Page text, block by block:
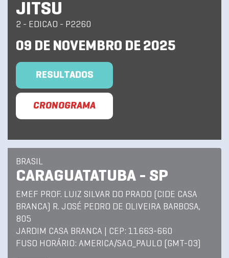
JITSU
2 - EDICAO - P2260
09 DE NOVEMBRO DE 2025
RESULTADOS
CRONOGRAMA
BRASIL
CARAGUATATUBA - SP
EMEF PROF. LUIZ SILVAR DO PRADO (CIDE CASA
BRANCA) R. JOSÉ PEDRO DE OLIVEIRA BARBOSA,
805
JARDIM CASA BRANCA | CEP: 11663-660
FUSO HORÁRIO: AMERICA/SAO_PAULO (GMT-03)